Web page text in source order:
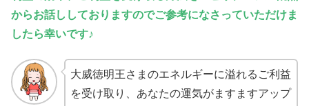
からお話ししておりますのでご参考になさっていただけま
したら幸いです♪
大威徳明王さまのエネルギーに溢れるご利益
を受け取り、あなたの運気がますますアップ